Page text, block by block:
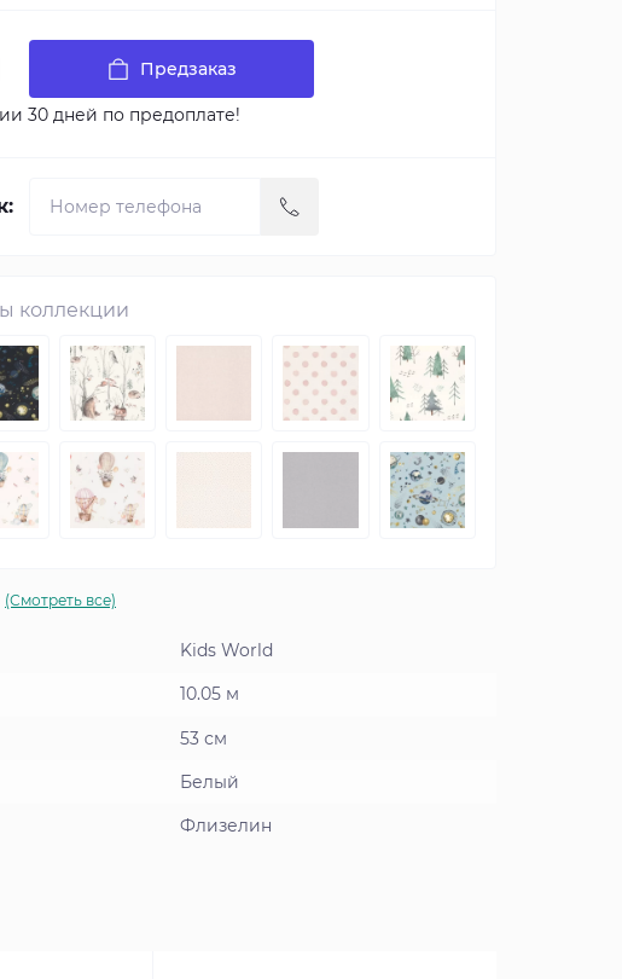
Предзаказ
30 дней по предоплате!
коллекции
(Смотреть все)
Kids World
10.05 м
53 см
Белый
Флизелин